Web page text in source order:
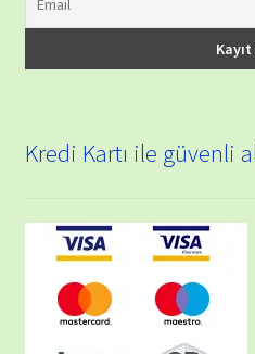
Kredi Kartı ile güvenli